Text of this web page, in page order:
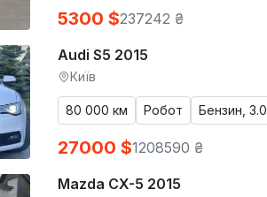
5300 $237242 ₴
Audi S5 2015
Київ
80 000 км Робот Бензин, 3.0
27000 $1208590 ₴
Mazda CX-5 2015